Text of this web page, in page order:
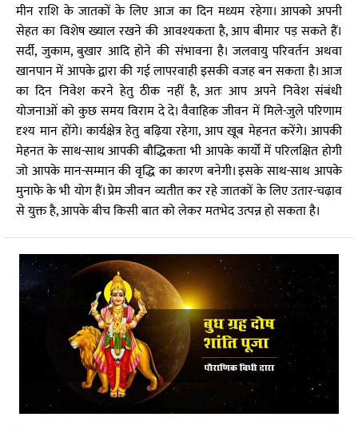
मीन राशि के जातकों के लिए आज का दिन मध्यम रहेगा। आपको अपनी
सेहत का विशेष ख्याल रखने की आवश्यकता है, आप बीमार पड़ सकते हैं।
सर्दी, जुकाम, बुखार आदि होने की संभावना है। जलवायु परिवर्तन अथवा
खानपान में आपके द्वारा की गई लापरवाही इसकी वजह बन सकता है। आज
का दिन निवेश करने हेतु ठीक नहीं है, अतः आप अपने निवेश संबंधी
योजनाओं को कुछ समय विराम दे दे। वैवाहिक जीवन में मिले-जुले परिणाम
दृश्य मान होंगे। कार्यक्षेत्र हेतु बढ़िया रहेगा, आप खूब मेहनत करेंगे। आपकी
मेहनत के साथ-साथ आपकी बौद्धिकता भी आपके कार्यों में परिलक्षित होगी
जो आपके मान-सम्मान की वृद्धि का कारण बनेगी। इसके साथ-साथ आपके
मुनाफे के भी योग हैं। प्रेम जीवन व्यतीत कर रहे जातकों के लिए उतार-चढ़ाव
से युक्त है, आपके बीच किसी बात को लेकर मतभेद उत्पन्न हो सकता है।